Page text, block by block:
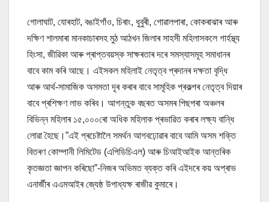
গোলাঘাট, যোৰহাট, বঙাইগাঁও, চিৰাং, ধুবুৰী, গোৱালপাৰা, কোকৰাঝাৰ আৰু
দক্ষিণ শালমাৰা মানকাচাৰসহ মুঠ আঠখন জিলাৰ সাহসী মহিলাসকলে গাৰ্হস্থ্য
হিংসা, জীৱিকা আৰু প্ৰাপ্তবয়স্ক সাক্ষৰতাৰ দৰে সমস্যাসমূহ সমাধানৰ
বাবে কাম কৰি আছে। এইসকল মহিলাই নেতৃত্ব প্ৰদানৰ দক্ষতা বৃদ্ধি
আৰু আৰ্থ-সামাজিক অসমতা দূৰ কৰাৰ বাবে সামূহিক প্ৰকল্পৰ নেতৃত্ব দিয়াৰ
বাবে প্ৰশিক্ষণ লাভ কৰিব। আগন্তুক বছৰত অসমৰ পিছপৰা অঞ্চলৰ
বিভিন্ন মহিলাৰ ১৫,০০০ৰো অধিক মহিলাক প্ৰভাৱিত কৰাৰ লক্ষ্য বান্ধি
লোৱা হৈছে।”এই প্ৰচেষ্টালৈ সমৰ্থন আগবঢ়োৱাৰ বাবে আমি অসম শক্তি
বিতৰণ কোম্পানী লিমিটেড (এপিডিচিএল) আৰু চিআইআইক আন্তৰিক
কৃতজ্ঞতা জ্ঞাপন কৰিছো”-নিজৰ অভিমত ব্যক্ত কৰি এইদৰে কয় অপ্ৰাভ
এনাৰ্জীৰ এএমআইৰ জ্যেষ্ঠ উপাধ্যক্ষ ৰাজীৱ কুমাৰে।